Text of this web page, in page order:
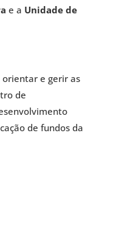
e a Unidade de
orientar e gerir as
de
de fundos da